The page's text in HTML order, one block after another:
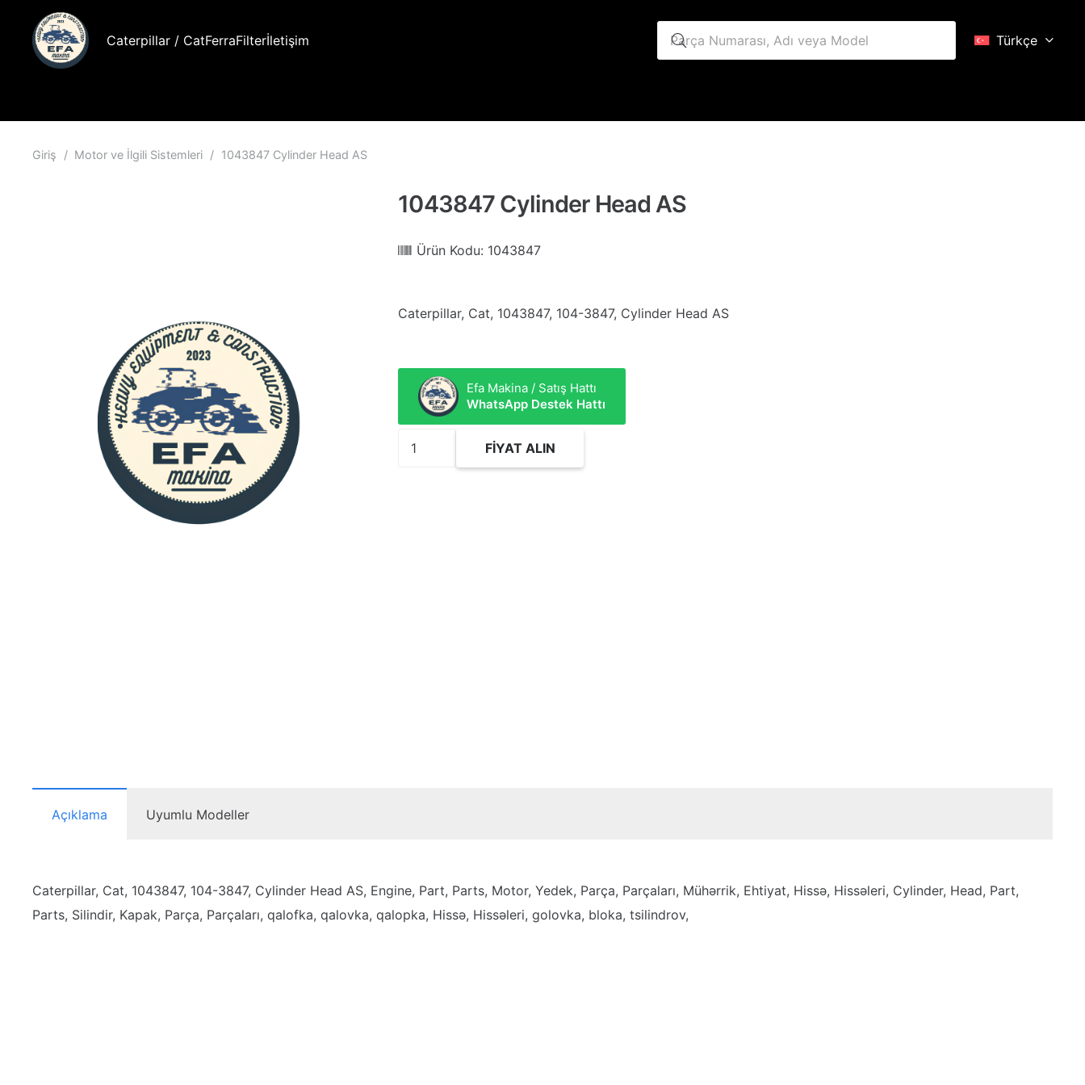
Caterpillar / CatFerraFilterİletişim Türkçe
Giriş / Motor ve İlgili Sistemleri / 1043847 Cylinder Head AS
1043847 Cylinder Head AS
Ürün Kodu: 1043847
Caterpillar, Cat, 1043847, 104-3847, Cylinder Head AS
Efa Makina / Satış Hattı
WhatsApp Destek Hattı
1043847
FIYAT ALIN
Açıklama Uyumlu Modeller
Caterpillar, Cat, 1043847, 104-3847, Cylinder Head AS, Engine, Part, Parts, Motor, Yedek, Parça, Parçaları, Mühərrik, Ehtiyat, Hissə, Hissəleri, Cylinder, Head, Part,
Parts, Silindir, Kapak, Parça, Parçaları, qalofka, qalovka, qalopka, Hissə, Hissəleri, golovka, bloka, tsilindrov,